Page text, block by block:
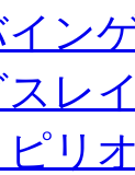
ン
レ
リ